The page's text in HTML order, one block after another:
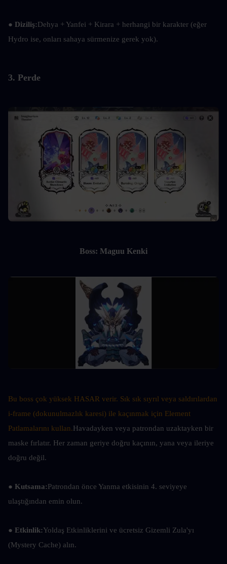
● Diziliş:Dehya + Yanfei + Kirara + herhangi bir karakter (eğer
Hydro ise, onları sahaya sürmenize gerek yok).
3. Perde
Boss: Maguu Kenki
Bu boss çok yüksek HASAR verir. Sık sık sıyrıl veya saldırılardan
i-frame (dokunulmazlık karesi) ile kaçınmak için Element
Patlamalarını kullan.Havadayken veya patrondan uzaktayken bir
maske fırlatır. Her zaman geriye doğru kaçının, yana veya ileriye
doğru değil.
● Kutsama:Patrondan önce Yanma etkisinin 4. seviyeye
ulaştığından emin olun.
● Etkinlik:Yoldaş Etkinliklerini ve ücretsiz Gizemli Zula'yı
(Mystery Cache) alın.